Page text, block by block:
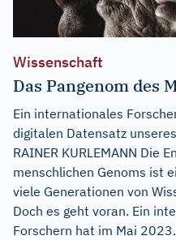
Wissenschaft
Das Pangenom des
Ein internationales
digitalen Datensatz
RAINER KURLEMANN Die
menschlichen Genoms ist
viele Generationen von
Doch es geht voran. Ein
Forschern hat im Mai